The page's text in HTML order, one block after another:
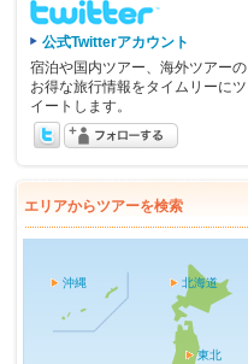
公式Twitterアカウント
宿泊や国内ツアー、海外ツアーの
お得な旅行情報をタイムリーにツ
イートします。
エリアからツアーを検索
北海道
東北
沖縄